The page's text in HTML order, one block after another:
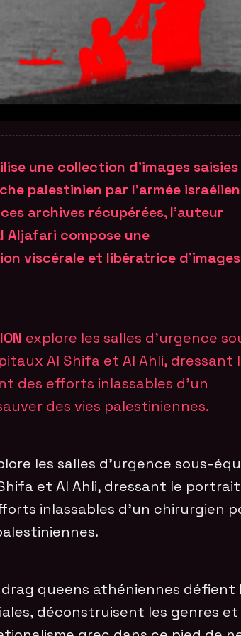
une collection d’images saisies
palestinien par l’armée
archives récupérées, l’auteur
Aljafari compose une
viscérale et libératrice d’images
explore les salles d’urgence
Al Shifa et Al Ahli, dressant
des efforts inlassables d’un
des vies palestiniennes.
les salles d’urgence sous-
et Al Ahli, dressant le portrait
inlassables d’un chirurgien
drag queens athéniennes défient
déconstruisent les genres et